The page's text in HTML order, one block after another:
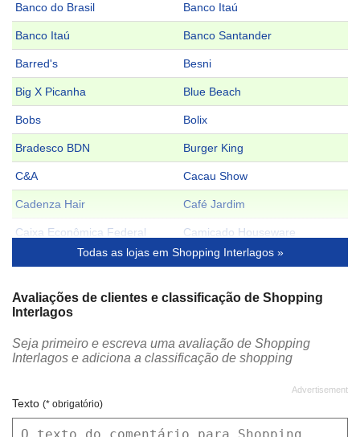
Banco do Brasil Banco Itaú
Banco Itaú Banco Santander
Barred's Besni
Big X Picanha Blue Beach
Bobs Bolix
Bradesco BDN Burger King
C&A Cacau Show
Cadenza Hair Café Jardim
Caixa Econômica Federal Camicado Houseware
Casa das Alianças Casa do Pão de Queijo
Casa Pilão Casas Bahia
Cema Hospital Especializado
Central Surf Chaveiro Luiz
Chocolates Brasil Cacau
Claro Clorofila Fashion
Todas as lojas em Shopping Interlagos »
Avaliações de clientes e classificação de Shopping
Interlagos
Seja primeiro e escreva uma avaliação de Shopping
Interlagos e adiciona a classificação de shopping
Texto (* obrigatório)